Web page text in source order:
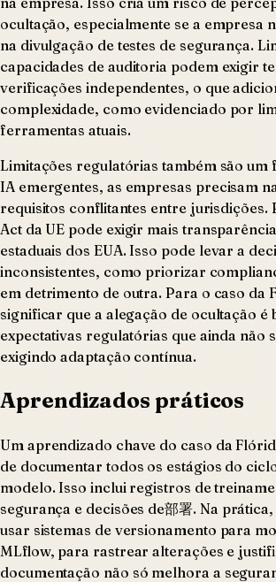
ocultação, especialmente se a empresa
na divulgação de testes de segurança.
capacidades de auditoria podem exigir
verificações independentes, o que
complexidade, como evidenciado por
ferramentas atuais.
Limitações regulatórias também são um
IA emergentes, as empresas precisam
requisitos conflitantes entre jurisdições.
Act da UE pode exigir mais
estaduais dos EUA. Isso pode levar a
inconsistentes, como priorizar
em detrimento de outra. Para o caso da
significar que a alegação de ocultação é
expectativas regulatórias que ainda não
exigindo adaptação contínua.
Aprendizados práticos
Um aprendizado chave do caso da
de documentar todos os estágios do
modelo. Isso inclui registros de
segurança e decisões de部署. Na
usar sistemas de versionamento para
MLflow, para rastrear alterações e
documentação não só melhora a